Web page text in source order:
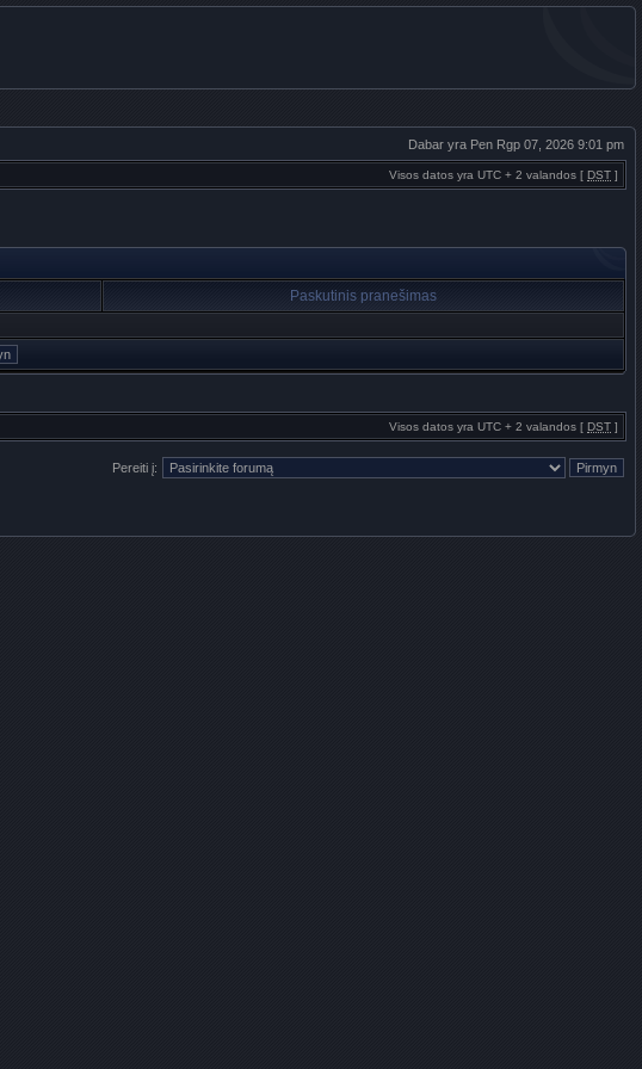
Dabar yra Pen Rgp 07, 2026 9:01 pm
Visos datos yra UTC + 2 valandos [ DST ]
Paskutinis pranešimas
Visos datos yra UTC + 2 valandos [ DST ]
Pereiti į: